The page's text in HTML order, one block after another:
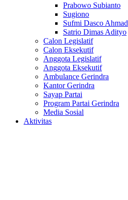
Prabowo Subianto
Sugiono
Sufmi Dasco Ahmad
Satrio Dimas Adityo
Calon Legislatif
Calon Eksekutif
Anggota Legislatif
Anggota Eksekutif
Ambulance Gerindra
Kantor Gerindra
Sayap Partai
Program Partai Gerindra
Media Sosial
Aktivitas